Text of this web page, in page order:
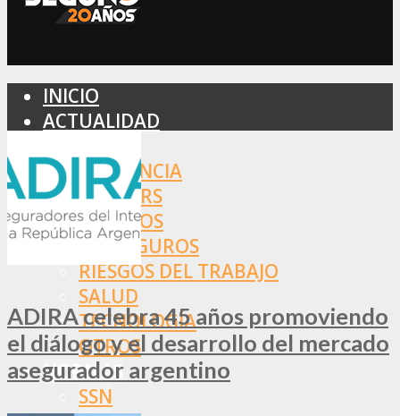
INICIO
ACTUALIDAD
ASISTENCIA
BROKERS
SEGUROS
REASEGUROS
RIESGOS DEL TRABAJO
SALUD
TECNOLOGÍA
OTROS
NORMAS
SSN
ADIRA celebra 45 años promoviendo
el diálogo y el desarrollo del mercado
asegurador argentino